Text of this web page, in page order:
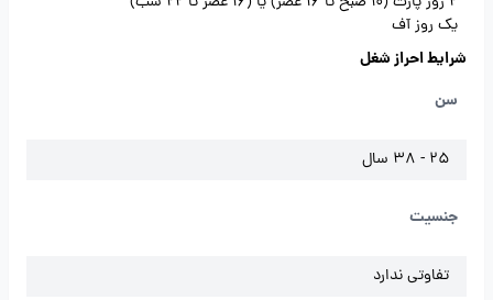
یک روز آف
شرایط احراز شغل
سن
25 - 38 سال
جنسیت
تفاوتی ندارد